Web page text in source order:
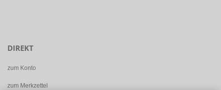
DIREKT
zum Konto
zum Merkzettel